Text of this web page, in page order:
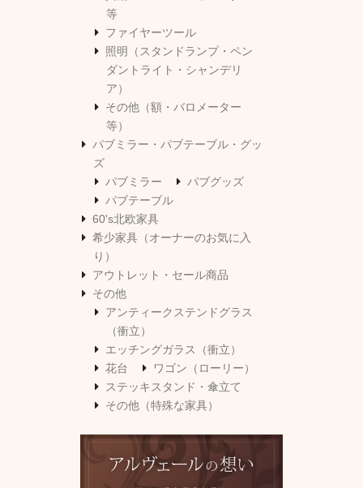
等
ファイヤーツール
照明（スタンドランプ・ペン
ダントライト・シャンデリ
ア）
その他（額・バロメーター
等）
パブミラー・パブテーブル・グッ
ズ
パブミラー
パブグッズ
パブテーブル
60's北欧家具
希少家具（オーナーのお気に入
り）
アウトレット・セール商品
その他
アンティークステンドグラス
（衝立）
エッチングガラス（衝立）
花台
ワゴン（ローリー）
ステッキスタンド・傘立て
その他（特殊な家具）